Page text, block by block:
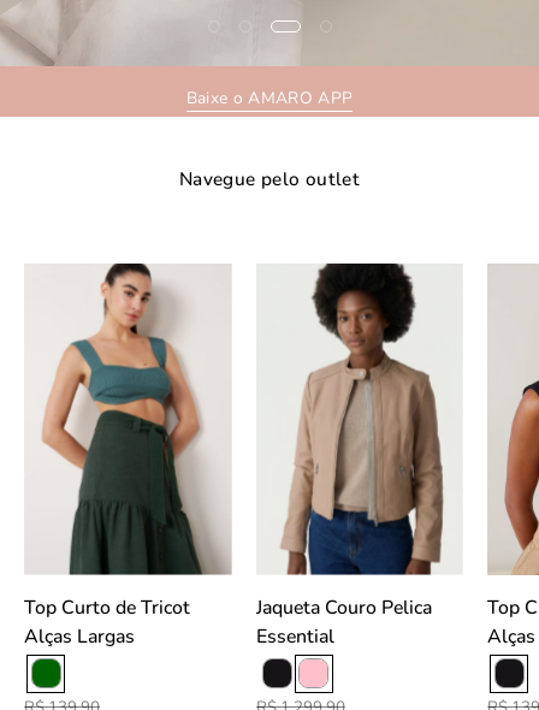
Baixe o AMARO APP
Navegue pelo outlet
Top
curto
de
tricô
verde
escuro
largas,
de
frente.
slideshow
Top Curto de Tricot
Alças Largas
Jaqueta
Couro
Pelica
Essential
-
Rosa
Claro
slideshow
Jaqueta Couro Pelica
Essential
Top Curto de Tricot